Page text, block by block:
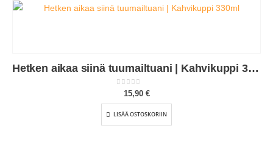
Hetken aikaa siinä tuumailtuani | Kahvikuppi 330ml (0083)
out of 5
15,90 €
LISÄÄ OSTOSKORIIN